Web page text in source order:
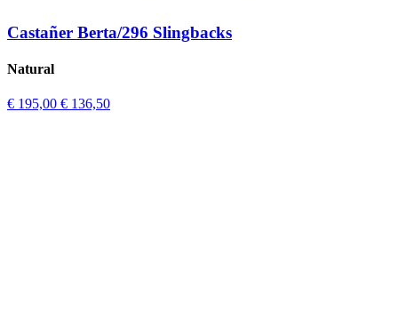
Castañer Berta/296 Slingbacks
Natural
€ 195,00 € 136,50